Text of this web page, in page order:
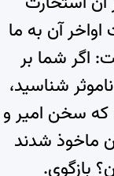
آن به ما
اگر شما بر
شناسید،
که سخن امیر و
ماخوذ شدند
بازگوی.